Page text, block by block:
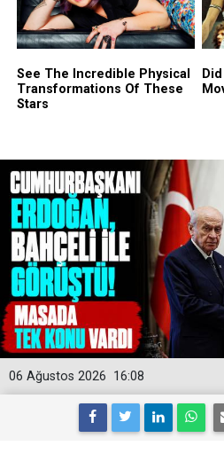
16:08
06 Ağustos 2026